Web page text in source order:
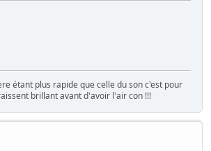
étant plus rapide que celle du son c'est pour
brillant avant d'avoir l'air con !!!